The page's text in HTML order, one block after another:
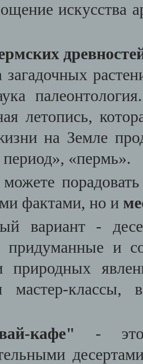
искусства
загадочных
летопись,
на Земле
«пермь».
фактами, но и
вариант -
придуманные и
природных
мастер-
кафе"
- это